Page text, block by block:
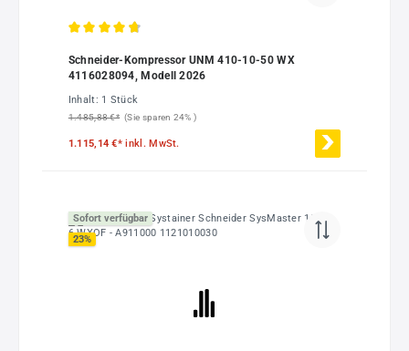
Schneider-Kompressor UNM 410-10-50 WX
4116028094, Modell 2026
Inhalt: 1 Stück
1.485,88 €* (Sie sparen 24% )
1.115,14 €*inkl. MwSt.
Sofort verfügbar
23%